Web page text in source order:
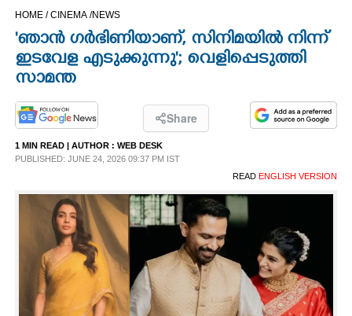
OPINION
PHOTOS
LIFESTYLE
SPIRITUAL
INFO+
ART
HOME /CINEMA /NEWS
'ഞാൻ ഗർഭിണിയാണ്,​ സിനിമയിൽ നിന്ന്
ഇടവേള എടുക്കുന്നു'; വെളിപ്പെടുത്തി
സാമന്ത
Share
1 MIN READ | AUTHOR : WEB DESK
PUBLISHED: JUNE 24, 2026 09:37 PM IST
READ ENGLISH VERSION